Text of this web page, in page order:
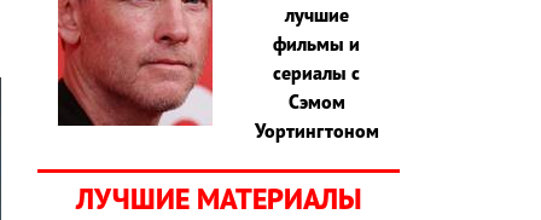
лучшие
фильмы и
сериалы с
Сэмом
Уортингтоном
ЛУЧШИЕ МАТЕРИАЛЫ